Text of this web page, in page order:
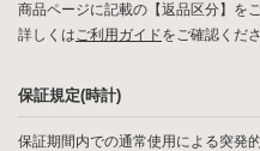
商品ページに記載の【返品区分】を
詳しくはご利用ガイドをご確認くださ
保証規定(時計)
保証期間内での通常使用による突発